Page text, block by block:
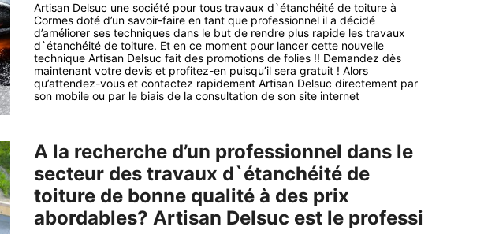
Artisan Delsuc une société pour tous travaux d`étanchéité de toiture à
Cormes doté d’un savoir-faire en tant que professionnel il a décidé
d’améliorer ses techniques dans le but de rendre plus rapide les travaux
d`étanchéité de toiture. Et en ce moment pour lancer cette nouvelle
technique Artisan Delsuc fait des promotions de folies !! Demandez dès
maintenant votre devis et profitez-en puisqu’il sera gratuit ! Alors
qu’attendez-vous et contactez rapidement Artisan Delsuc directement par
son mobile ou par le biais de la consultation de son site internet
A la recherche d’un professionnel dans le
secteur des travaux d`étanchéité de
toiture de bonne qualité à des prix
abordables? Artisan Delsuc est le professi